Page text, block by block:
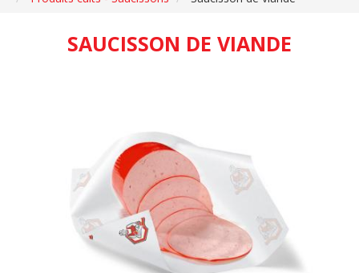
SAUCISSON DE VIANDE